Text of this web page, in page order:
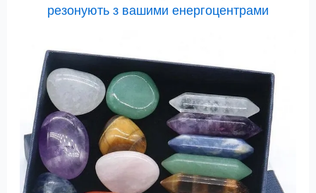
резонують з вашими енергоцентрами